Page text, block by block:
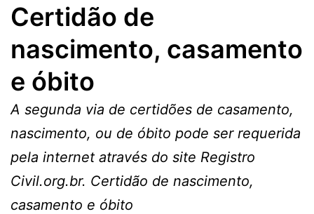
Certidão de
nascimento, casamento
e óbito
A segunda via de certidões de casamento,
nascimento, ou de óbito pode ser requerida
pela internet através do site Registro
Civil.org.br. Certidão de nascimento,
casamento e óbito